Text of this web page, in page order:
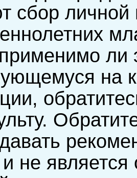
сбор
ли
на
не